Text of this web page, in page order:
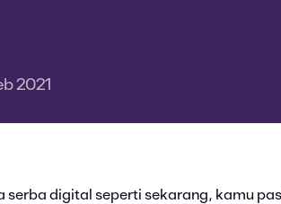
2021
serba digital seperti sekarang, kamu